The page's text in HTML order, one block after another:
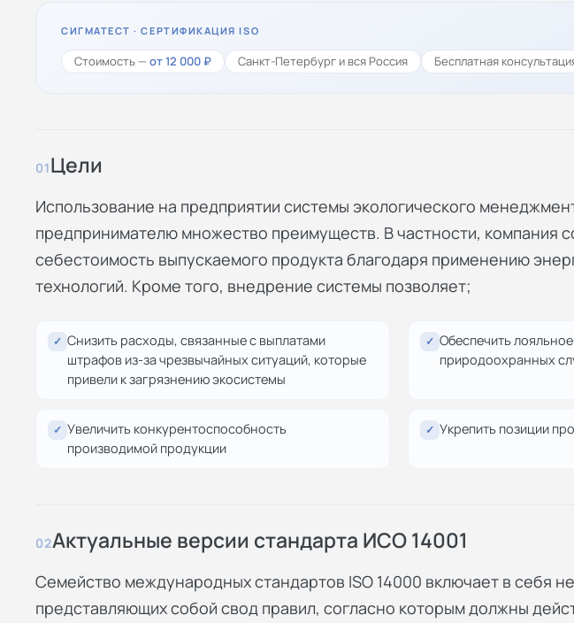
СИГМАТЕСТ · СЕРТИФИКАЦИЯ ISO
Стоимость —от 12 000 ₽ Санкт-Петербург и вся Россия Бесплатная
01Цели
Использование на предприятии системы экологического
предпринимателю множество преимуществ. В частности, компания
себестоимость выпускаемого продукта благодаря применению
технологий. Кроме того, внедрение системы позволяет;
✓ Снизить расходы, связанные с выплатами
штрафов из-за чрезвычайных ситуаций, которые
привели к загрязнению экосистемы
✓ Обеспечить
природоохранных
✓ Увеличить конкурентоспособность
производимой продукции
✓ Укрепить позиции
02Актуальные версии стандарта ИСО 14001
Семейство международных стандартов ISO 14000 включает в себя
представляющих собой свод правил, согласно которым должны